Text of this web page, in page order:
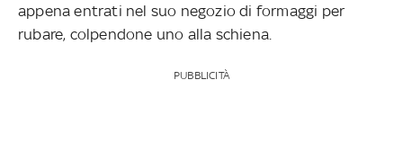
appena entrati nel suo negozio di formaggi per
rubare, colpendone uno alla schiena.
PUBBLICITÀ